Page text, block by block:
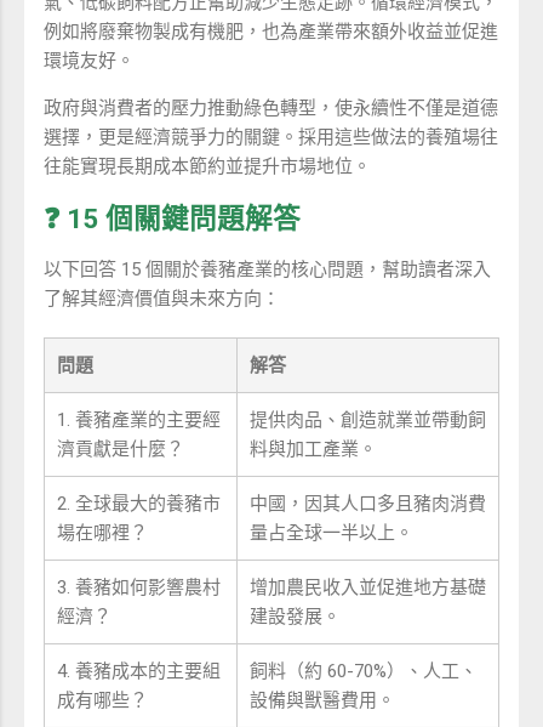
例如將廢棄物製成有機肥，也為產業帶來額外收益並促進
環境友好。
政府與消費者的壓力推動綠色轉型，使永續性不僅是道德
選擇，更是經濟競爭力的關鍵。採用這些做法的養殖場往
往能實現長期成本節約並提升市場地位。
❓ 15 個關鍵問題解答
以下回答 15 個關於養豬產業的核心問題，幫助讀者深入
了解其經濟價值與未來方向：
問題 解答
1. 養豬產業的主要經
濟貢獻是什麼？
提供肉品、創造就業並帶動飼
料與加工產業。
2. 全球最大的養豬市
場在哪裡？
中國，因其人口多且豬肉消費
量占全球一半以上。
3. 養豬如何影響農村
經濟？
增加農民收入並促進地方基礎
建設發展。
4. 養豬成本的主要組
成有哪些？
飼料（約 60-70%）、人工、
設備與獸醫費用。